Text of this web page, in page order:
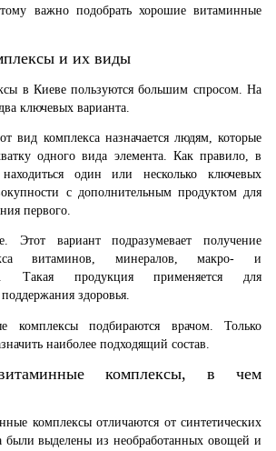
важно подобрать хорошие витаминные
и их виды
в Киеве пользуются большим спросом. На
ключевых варианта.
вид комплекса назначается людям, которые
одного вида элемента. Как правило, в
один или несколько ключевых
с дополнительным продуктом для
первого.
Этот вариант подразумевает получение
витаминов, минералов, макро- и
Такая продукция применяется для
здоровья.
комплексы подбираются врачом. Только
наиболее подходящий состав.
комплексы, в чем
комплексы отличаются от синтетических
были выделены из необработанных овощей и